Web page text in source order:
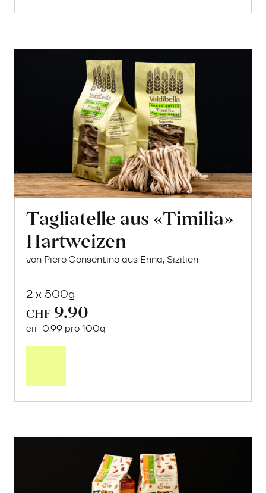
Tagliatelle aus «Timilia»
Hartweizen
von Piero Consentino aus Enna, Sizilien
2 x 500g
CHF 9.90
CHF 0.99 pro 100g